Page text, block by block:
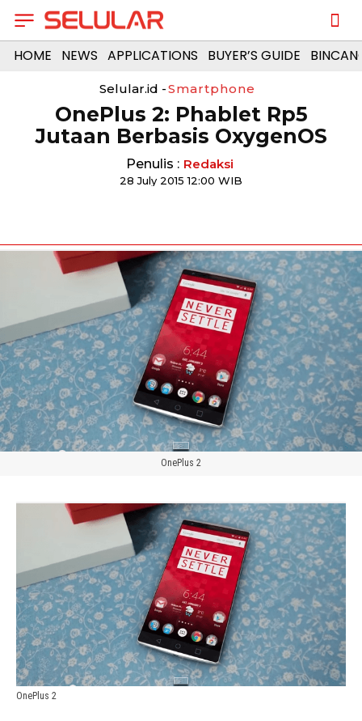
HOME NEWS APPLICATIONS BUYER’S GUIDE
Selular.id -Smartphone
OnePlus 2: Phablet Rp5
Jutaan Berbasis OxygenOS
Penulis : Redaksi
28 July 2015 12:00 WIB
OnePlus 2
OnePlus 2